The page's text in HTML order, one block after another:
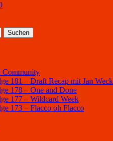
Community
181 – Draft Recap mit Jan
178 – One and Done
177 – Wildcard Week
173 – Flacco oh Flacco